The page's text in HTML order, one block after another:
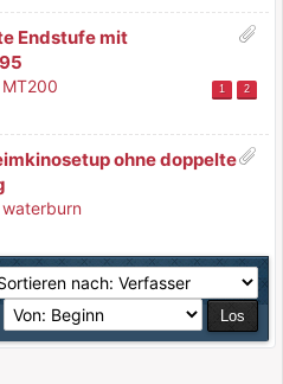
Endstufe mit
MT200 1 2
ohne doppelte
waterburn